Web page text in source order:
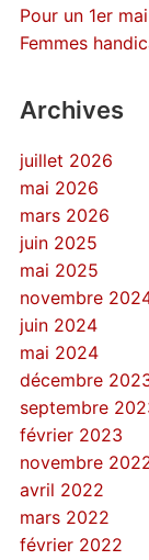
Pour un 1er
Femmes
Archives
juillet 2026
mai 2026
mars 2026
juin 2025
mai 2025
novembre
juin 2024
mai 2024
décembre
septembre
février 2023
novembre
avril 2022
mars 2022
février 2022